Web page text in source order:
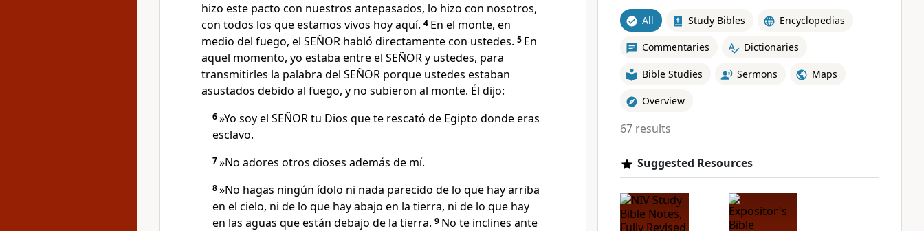
hizo este pacto con nuestros antepasados, lo hizo con nosotros,
con todos los que estamos vivos hoy aquí. 4 En el monte, en
medio del fuego, el SEÑOR habló directamente con ustedes. 5 En
aquel momento, yo estaba entre el SEÑOR y ustedes, para
transmitirles la palabra del SEÑOR porque ustedes estaban
asustados debido al fuego, y no subieron al monte. Él dijo:
6»Yo soy el SEÑOR tu Dios que te rescató de Egipto donde eras
esclavo.
7»No adores otros dioses además de mí.
8»No hagas ningún ídolo ni nada parecido de lo que hay arriba
en el cielo, ni de lo que hay abajo en la tierra, ni de lo que hay
en las aguas que están debajo de la tierra. 9 No te inclines ante
All Study Bibles Encyclopedias
Commentaries Dictionaries
Bible Studies Sermons Maps
Overview
67 results
Suggested Resources